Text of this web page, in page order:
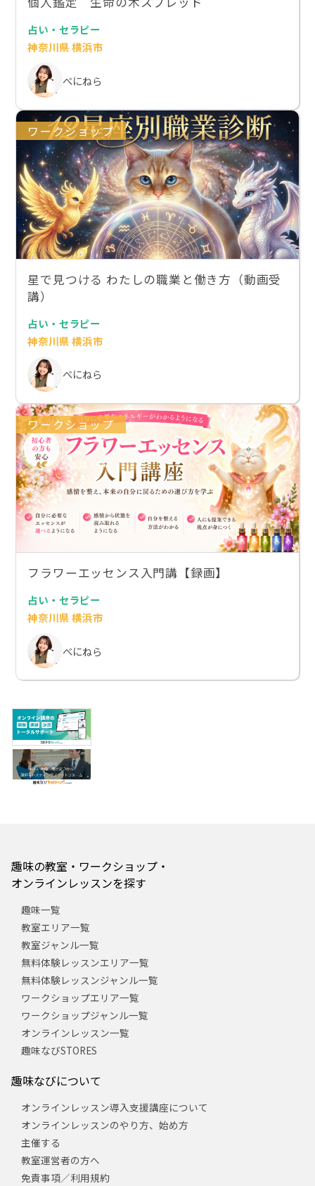
占い・セラピー
神奈川県 横浜市
べにねら
ワークショップ
星で見つける わたしの職業と働き方（動画受
講）
占い・セラピー
神奈川県 横浜市
べにねら
ワークショップ
フラワーエッセンス入門講【録画】
占い・セラピー
神奈川県 横浜市
べにねら
趣味の教室・ワークショップ・
オンラインレッスンを探す
趣味一覧
教室エリア一覧
教室ジャンル一覧
無料体験レッスンエリア一覧
無料体験レッスンジャンル一覧
ワークショップエリア一覧
ワークショップジャンル一覧
オンラインレッスン一覧
趣味なびSTORES
趣味なびについて
オンラインレッスン導入支援講座について
オンラインレッスンのやり方、始め方
主催する
教室運営者の方へ
免責事項／利用規約